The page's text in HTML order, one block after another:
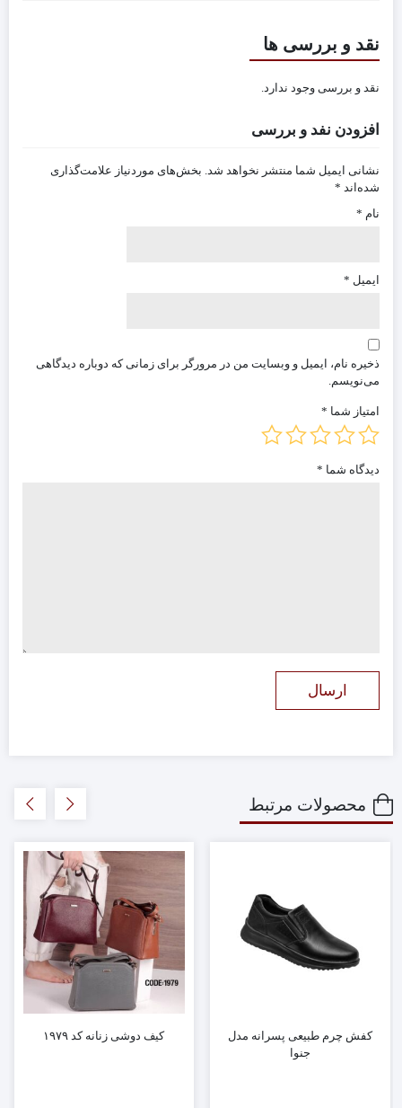
نقد و بررسی ها
نقد و بررسی وجود ندارد.
افزودن نفد و بررسی
نشانی ایمیل شما منتشر نخواهد شد. بخش‌های موردنیاز علامت‌گذاری
شده‌اند *
نام *
ایمیل *
ذخیره نام، ایمیل و وبسایت من در مرورگر برای زمانی که دوباره دیدگاهی
می‌نویسم.
امتیاز شما *
دیدگاه شما *
محصولات مرتبط
کفش چرم طبیعی پسرانه مدل
جنوا
کیف دوشی زنانه کد ۱۹۷۹